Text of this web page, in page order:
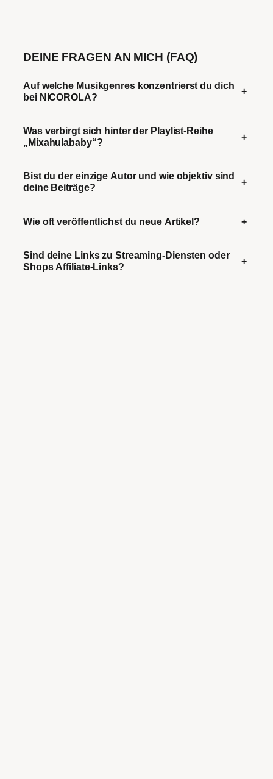
DEINE FRAGEN AN MICH (FAQ)
Auf welche Musikgenres konzentrierst du dich
bei NICOROLA?
+
Was verbirgt sich hinter der Playlist-Reihe
„Mixahulababy“?
+
Bist du der einzige Autor und wie objektiv sind
deine Beiträge?
+
Wie oft veröffentlichst du neue Artikel? +
Sind deine Links zu Streaming-Diensten oder
Shops Affiliate-Links?
+